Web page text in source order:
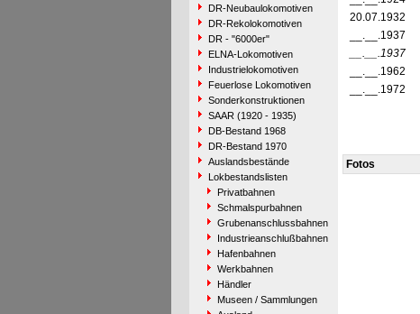
DR-Neubaulokomotiven
DR-Rekolokomotiven
DR - "6000er"
ELNA-Lokomotiven
Industrielokomotiven
Feuerlose Lokomotiven
Sonderkonstruktionen
SAAR (1920 - 1935)
DB-Bestand 1968
DR-Bestand 1970
Auslandsbestände
Lokbestandslisten
Privatbahnen
Schmalspurbahnen
Grubenanschlussbahnen
Industrieanschlußbahnen
Hafenbahnen
Werkbahnen
Händler
Museen / Sammlungen
20.07.1932
__.__.1937
__.__.1937
__.__.1962
__.__.1972
Fotos